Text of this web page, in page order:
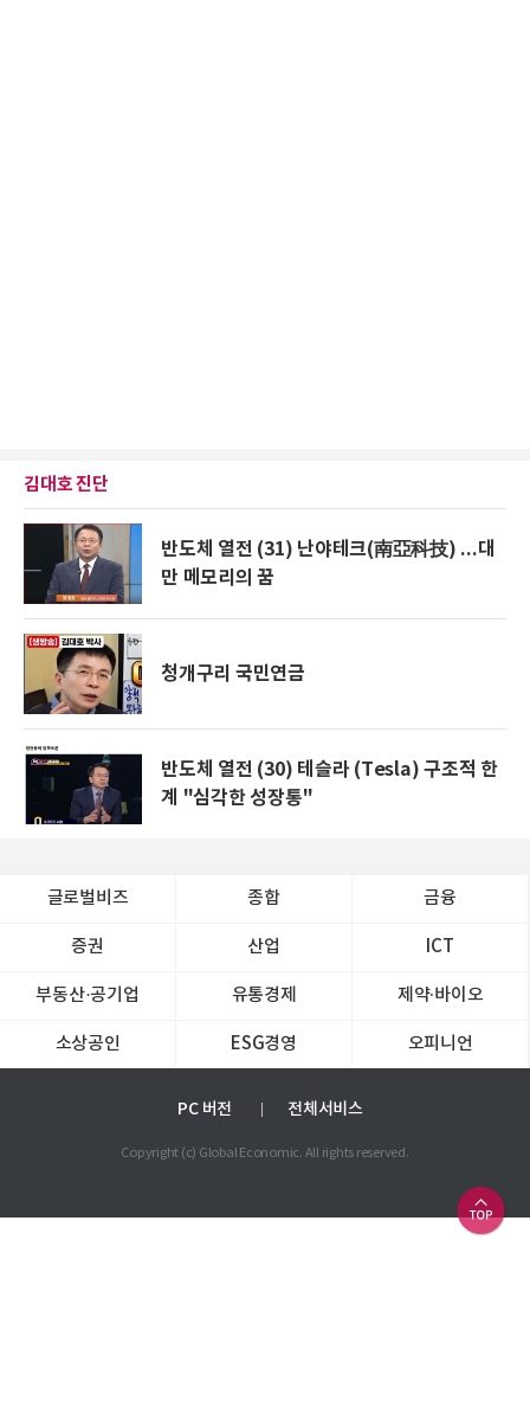
김대호 진단
반도체 열전 (31) 난야테크(南亞科技) ...대
만 메모리의 꿈
청개구리 국민연금
반도체 열전 (30) 테슬라 (Tesla) 구조적 한
계 "심각한 성장통"
글로벌비즈 종합 금융
증권 산업 ICT
부동산·공기업 유통경제 제약∙바이오
소상공인 ESG경영 오피니언
PC 버전 전체서비스
Copyright (c) Global Economic. All rights reserved.